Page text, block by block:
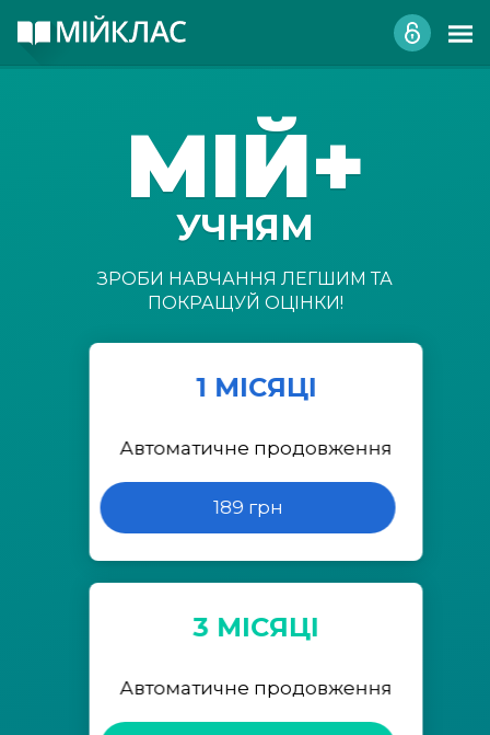
МІЙ+
УЧНЯМ
ЗРОБИ НАВЧАННЯ ЛЕГШИМ ТА
ПОКРАЩУЙ ОЦІНКИ!
1 МІСЯЦІ
Автоматичне продовження
189 грн
3 МІСЯЦІ
Автоматичне продовження